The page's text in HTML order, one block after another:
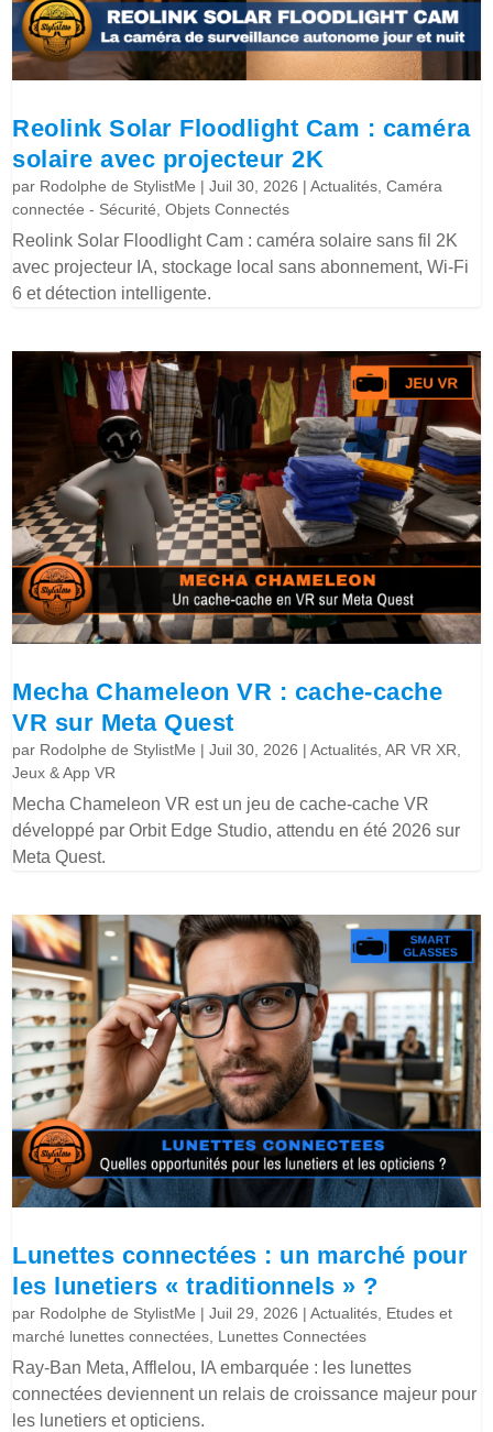
Reolink Solar Floodlight Cam : caméra
solaire avec projecteur 2K
par Rodolphe de StylistMe |Juil 30, 2026 |Actualités ,Caméra
connectée - Sécurité ,Objets Connectés
Reolink Solar Floodlight Cam : caméra solaire sans fil 2K
avec projecteur IA, stockage local sans abonnement, Wi-Fi
6 et détection intelligente.
Mecha Chameleon VR : cache-cache
VR sur Meta Quest
par Rodolphe de StylistMe |Juil 30, 2026 |Actualités ,AR VR XR
Jeux & App VR
Mecha Chameleon VR est un jeu de cache-cache VR
développé par Orbit Edge Studio, attendu en été 2026 sur
Meta Quest.
Lunettes connectées : un marché pour
les lunetiers « traditionnels » ?
par Rodolphe de StylistMe |Juil 29, 2026 |Actualités Etudes et
marché lunettes connectées Lunettes Connectées
Ray-Ban Meta, Afflelou, IA embarquée : les lunettes
connectées deviennent un relais de croissance majeur pour
les lunetiers et opticiens.